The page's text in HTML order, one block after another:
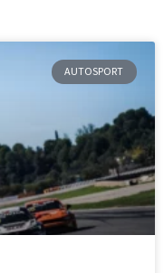
AUTOSPORT